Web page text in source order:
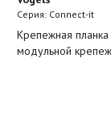
Серия: Connect-it
Крепежная
модульной